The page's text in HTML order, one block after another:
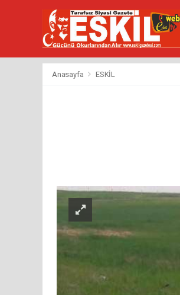
Anasayfa ESKİL